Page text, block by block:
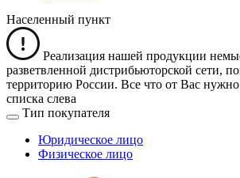
Населенный пункт
Реализация нашей продукции
разветвленной дистрибьюторской сети,
территорию России. Все что от Вас
списка слева
Тип покупателя
Юридическое лицо
Физическое лицо